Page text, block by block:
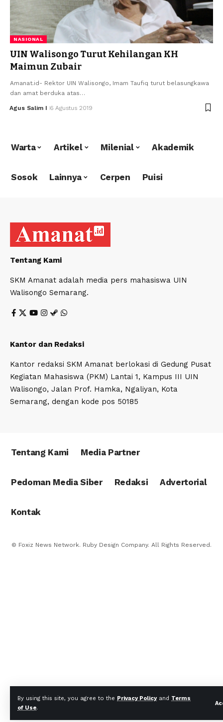
By using this site, you agree to the Privacy Policyand Terms
of Use.
NASIONAL
UIN Walisongo Turut Kehilangan KH
Maimun Zubair
Amanat.id- Rektor UIN Walisongo, Imam Taufiq turut belasungkawa
dan amat berduka atas…
Agus Salim I 6 Agustus 2019
Warta Artikel Milenial Akademik
Sosok Lainnya Cerpen Puisi
Tentang Kami
SKM Amanat adalah media pers mahasiswa UIN
Walisongo Semarang.
Kantor dan Redaksi
Kantor redaksi SKM Amanat berlokasi di Gedung Pusat
Kegiatan Mahasiswa (PKM) Lantai 1, Kampus III UIN
Walisongo, Jalan Prof. Hamka, Ngaliyan, Kota
Semarang, dengan kode pos 50185
Tentang Kami Media Partner
Pedoman Media Siber Redaksi Advertorial
Kontak
© Foxiz News Network. Ruby Design Company. All Rights Reserved.